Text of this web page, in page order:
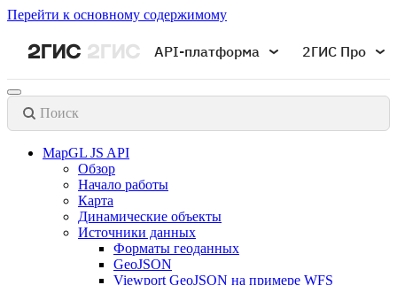
Перейти к основному содержимому
API-платформа 2ГИС Про
Поиск
MapGL JS API
Обзор
Начало работы
Карта
Динамические объекты
Источники данных
Форматы геоданных
GeoJSON
Viewport GeoJSON на примере WFS